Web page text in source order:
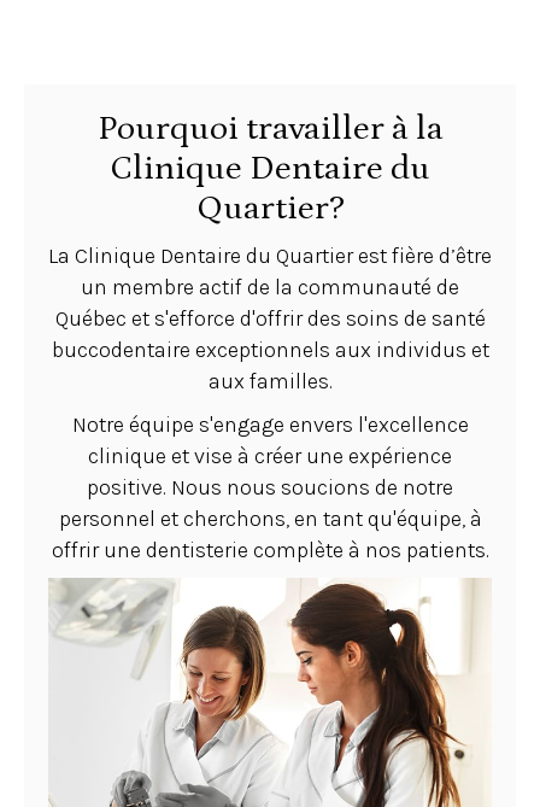
Pourquoi travailler à la
Clinique Dentaire du
Quartier?
La Clinique Dentaire du Quartier est fière d’être
un membre actif de la communauté de
Québec et s'efforce d'offrir des soins de santé
buccodentaire exceptionnels aux individus et
aux familles.
Notre équipe s'engage envers l'excellence
clinique et vise à créer une expérience
positive. Nous nous soucions de notre
personnel et cherchons, en tant qu'équipe, à
offrir une dentisterie complète à nos patients.